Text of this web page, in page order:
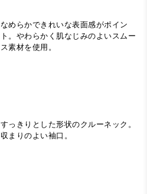
なめらかできれいな表面感がポイン
ト。やわらかく肌なじみのよいスムー
ス素材を使用。
すっきりとした形状のクルーネック。
収まりのよい袖口。